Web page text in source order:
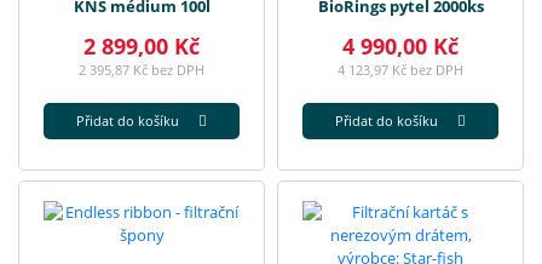
KNS médium 100l
2 899,00 Kč
2 395,87 Kč bez DPH
Přidat do košíku
BioRings pytel 2000ks
4 990,00 Kč
4 123,97 Kč bez DPH
Přidat do košíku